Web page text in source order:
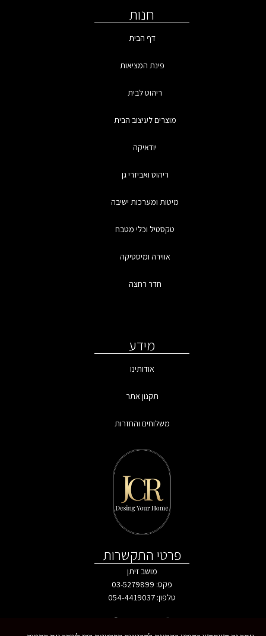
חנות
דף הבית
פינת המציאות
ריהוט לבית
מוצרים לעיצוב הבית
יודאיקה
ריהוט ואביזרי גן
מיטות ומערכות ישיבה
טקסטיל וכלי מטבח
אווירה ומיסטיקה
חדר רחצה
מידע
אודותינו
תקנון אתר
משלוחים והחזרות
פרטי התקשרות
מושב זיתן
פקס: 03-5279899
טלפון: 054-4419037